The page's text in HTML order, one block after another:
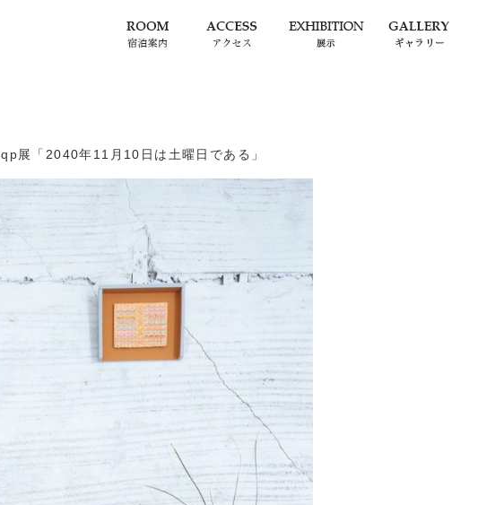
qp展「2040年11月10日は土曜日である」